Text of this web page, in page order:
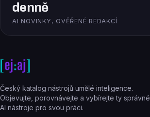
denně
AI NOVINKY, OVĚŘENÉ REDAKCÍ
Český katalog nástrojů umělé inteligence.
Objevujte, porovnávejte a vybírejte ty správné
AI nástroje pro svou práci.